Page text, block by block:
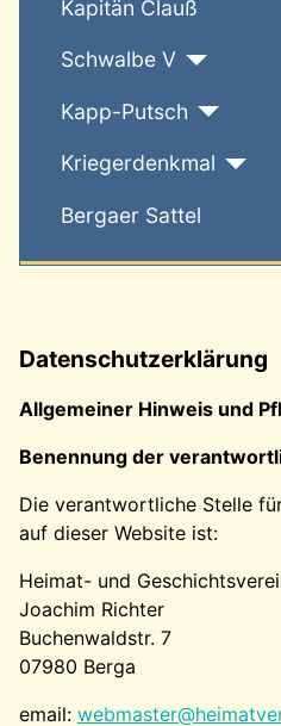
Kapitän Clauß
Schwalbe V
Kapp-Putsch
Kriegerdenkmal
Bergaer Sattel
Datenschutzerklärung
Allgemeiner Hinweis und
Benennung der
Die verantwortliche Stelle
auf dieser Website ist:
Heimat- und
Joachim Richter
Buchenwaldstr. 7
07980 Berga
email: